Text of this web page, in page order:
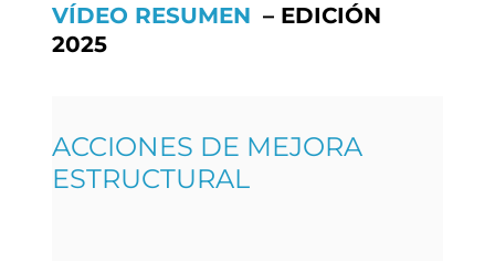
VÍDEO RESUMEN – EDICIÓN
2025
ACCIONES DE MEJORA
ESTRUCTURAL